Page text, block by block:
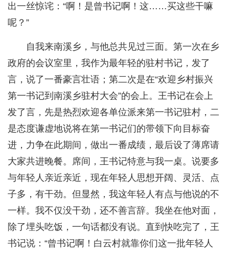
出一丝惊诧：“啊！是曾书记啊！这……买这些干嘛
呢？”
自我来南溪乡，与他总共见过三面。第一次在乡
政府的会议室里，我作为最年轻的驻村书记，发了
言，说了一番豪言壮语；第二次是在“欢迎乡村振兴
第一书记到南溪乡驻村大会”的会上。王书记在会上
发了言，先是热烈欢迎各单位派来第一书记驻村，二
是态度谦虚地说将在第一书记们的带领下向目标奋
进，力争在此期间，做出一番成绩，最后设了薄席请
大家共进晚餐。席间，王书记特意与我一桌。说要多
与年轻人亲近亲近，现在年轻人思想开阔、灵活、点
子多，有干劲。但显然，我这年轻人有点与他说的不
一样。我不仅没干劲，还不善言辞。我坐在他对面，
除了埋头吃饭，一句话都没有说。直到快吃完了，王
书记说：“曾书记啊！白云村就靠你们这一批年轻人